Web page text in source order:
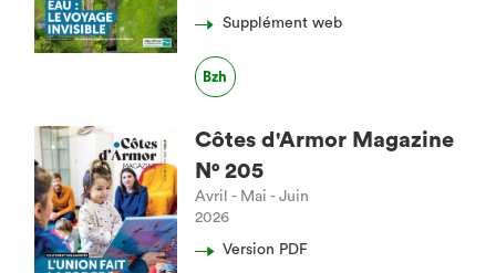
Supplément web
Bzh
Côtes d'Armor Magazine
N° 205
Avril - Mai - Juin
2026
Version PDF